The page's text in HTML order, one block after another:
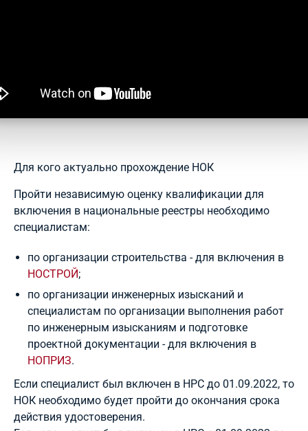
Для кого актуально прохождение НОК
Пройти независимую оценку квалификации для
включения в национальные реестры необходимо
специалистам:
по организации строительства - для включения в
НОСТРОЙ;
по организации инженерных изысканий и
специалистам по организации выполнения работ
по инженерным изысканиям и подготовке
проектной документации - для включения в
НОПРИЗ.
Если специалист был включен в НРС до 01.09.2022, то
НОК необходимо будет пройти до окончания срока
действия удостоверения.